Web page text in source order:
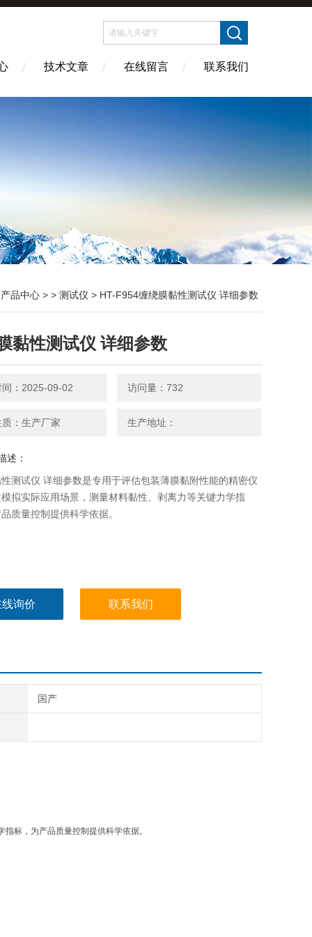
技术文章 在线留言 联系我们
产品中心 > > 测试仪 > HT-F954缠绕膜黏性测试仪 详细参数
黏性测试仪 详细参数
间：2025-09-02 访问量：732
质：生产厂家 生产地址：
述：
测试仪 详细参数是专用于评估包装薄膜黏附性能的精密仪
拟实际应用场景，测量材料黏性、剥离力等关键力学指
质量控制提供科学依据。
询价 联系我们
国产
标，为产品质量控制提供科学依据。